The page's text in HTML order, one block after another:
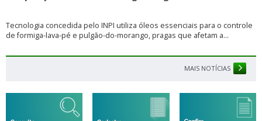
Tecnologia concedida pelo INPI utiliza óleos essenciais para o controle
de formiga-lava-pé e pulgão-do-morango, pragas que afetam a...
MAIS NOTÍCIAS